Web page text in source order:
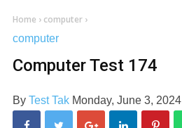
Home › computer ›
computer
Computer Test 174
By Test Tak Monday, June 3, 2024